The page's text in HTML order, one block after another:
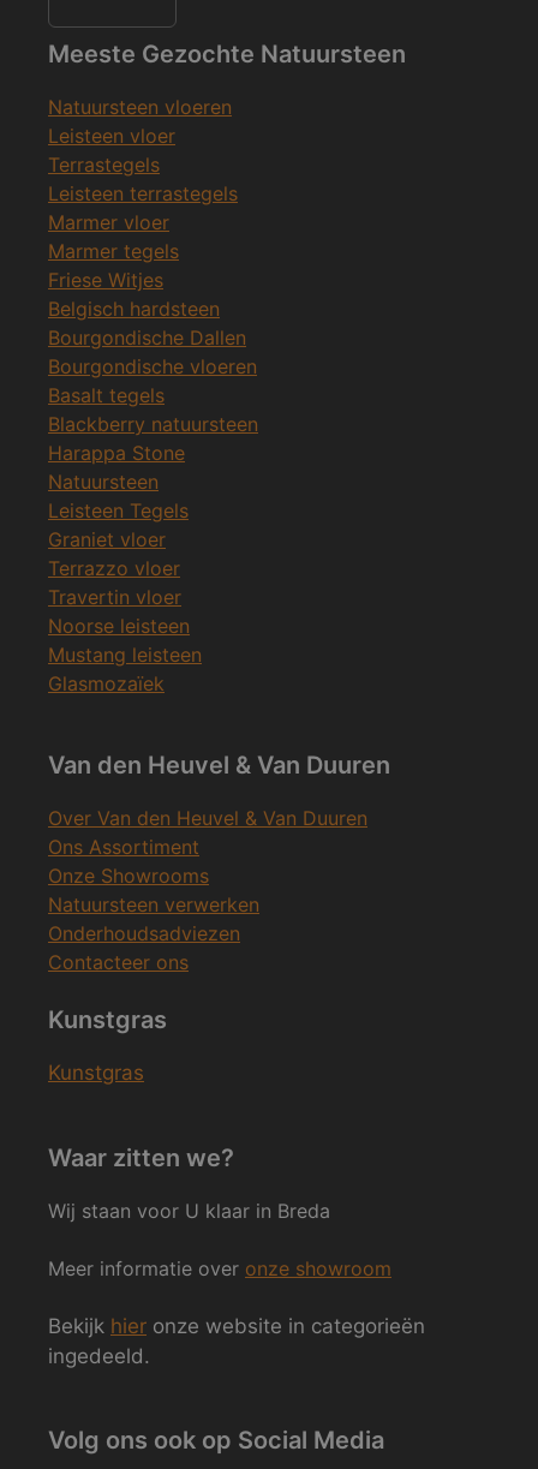
Meeste Gezochte Natuursteen
Natuursteen vloeren
Leisteen vloer
Terrastegels
Leisteen terrastegels
Marmer vloer
Marmer tegels
Friese Witjes
Belgisch hardsteen
Bourgondische Dallen
Bourgondische vloeren
Basalt tegels
Blackberry natuursteen
Harappa Stone
Natuursteen
Leisteen Tegels
Graniet vloer
Terrazzo vloer
Travertin vloer
Noorse leisteen
Mustang leisteen
Glasmozaïek
Van den Heuvel & Van Duuren
Over Van den Heuvel & Van Duuren
Ons Assortiment
Onze Showrooms
Natuursteen verwerken
Onderhoudsadviezen
Contacteer ons
Kunstgras
Kunstgras
Waar zitten we?
Wij staan voor U klaar in Breda
Meer informatie over onze showroom
Bekijk hier onze website in categorieën
ingedeeld.
Volg ons ook op Social Media